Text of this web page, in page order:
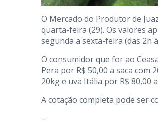
O Mercado do Produtor de
quarta-feira (29). Os valores
segunda a sexta-feira (das 2h
O consumidor que for ao
Pera por R$ 50,00 a saca com
20kg e uva Itália por R$ 80,00
A cotação completa pode ser
–